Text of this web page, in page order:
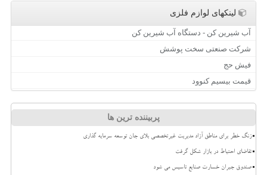
لینکهای لوازم فلزی
آب شیرین کن - دستگاه آب شیرین کن
شرکت صنعتی سخت پوشش
فیش حج
قیمت بیسیم کنوود
پربیننده ترین ها
زنگ خطر برای مناطق آزاد مدیریت غیرتخصصی بلای جان توسعه سرمایه گذاری
تقاضای احتیاط در بازار شکل گرفت
صندوق جبران خسارت صنایع تاسیس می شود